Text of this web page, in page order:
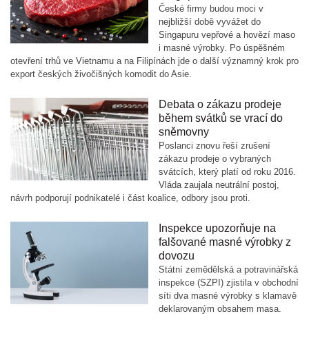
České firmy budou moci v
nejbližší době vyvážet do
Singapuru vepřové a hovězí maso
i masné výrobky. Po úspěšném
otevření trhů ve Vietnamu a na Filipínách jde o další významný krok pro
export českých živočišných komodit do Asie.
Debata o zákazu prodeje
během svátků se vrací do
sněmovny
Poslanci znovu řeší zrušení
zákazu prodeje o vybraných
svátcích, který platí od roku 2016.
Vláda zaujala neutrální postoj,
návrh podporují podnikatelé i část koalice, odbory jsou proti.
Inspekce upozorňuje na
falšované masné výrobky z
dovozu
Státní zemědělská a potravinářská
inspekce (SZPI) zjistila v obchodní
síti dva masné výrobky s klamavě
deklarovaným obsahem masa.